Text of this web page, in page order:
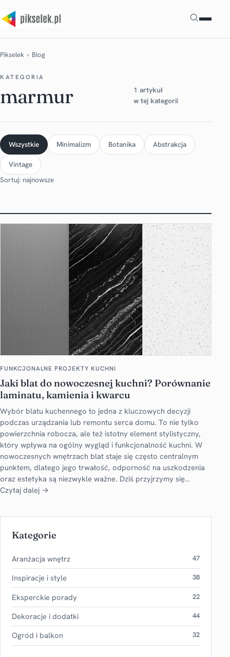
Szukaj
Pikselek › Blog
KATEGORIA
marmur
1 artykuł
w tej kategorii
Wszystkie Minimalizm Botanika Abstrakcja
Vintage
Sortuj: najnowsze
FUNKCJONALNE PROJEKTY KUCHNI
Jaki blat do nowoczesnej kuchni? Porównanie
laminatu, kamienia i kwarcu
Wybór blatu kuchennego to jedna z kluczowych decyzji
podczas urządzania lub remontu serca domu. To nie tylko
powierzchnia robocza, ale też istotny element stylistyczny,
który wpływa na ogólny wygląd i funkcjonalność kuchni. W
nowoczesnych wnętrzach blat staje się często centralnym
punktem, dlatego jego trwałość, odporność na uszkodzenia
oraz estetyka są niezwykle ważne. Dziś przyjrzymy się…
Czytaj dalej →
Kategorie
Aranżacja wnętrz 47
Inspiracje i style 38
Eksperckie porady 22
Dekoracje i dodatki 44
Ogród i balkon 32